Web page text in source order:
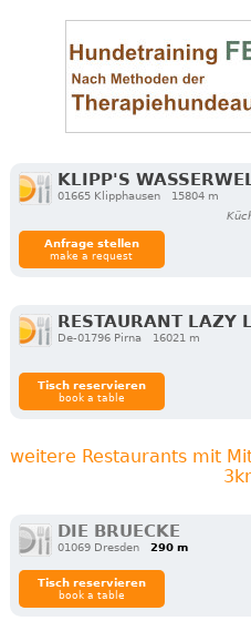
KLIPP'S
01665 Klipphausen
15804 m
Anfrage stellen
make a request
RESTAURANT LAZY
De-01796 Pirna
16021 m
Tisch reservieren
book a table
weitere Restaurants mit
DIE BRUECKE
01069 Dresden 290 m
Tisch reservieren
book a table